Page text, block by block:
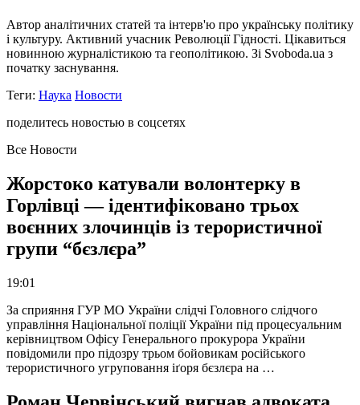
Автор аналітичних статей та інтерв'ю про українську політику
і культуру. Активний учасник Революції Гідності. Цікавиться
новинною журналістикою та геополітикою. Зі Svoboda.ua з
початку заснування.
Теги: Наука Новости
поделитесь новостью в соцсетях
Все Новости
Жорстоко катували волонтерку в
Горлівці — ідентифіковано трьох
воєнних злочинців із терористичної
групи “бєзлєра”
19:01
За сприяння ГУР МО України слідчі Головного слідчого
управління Національної поліції України під процесуальним
керівництвом Офісу Генерального прокурора України
повідомили про підозру трьом бойовикам російського
терористичного угруповання іґоря бєзлєра на …